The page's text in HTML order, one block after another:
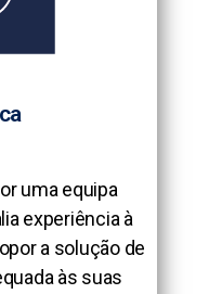
uma equipa
experiência à
a solução de
às suas